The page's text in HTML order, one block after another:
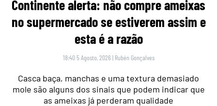
Continente alerta: não compre ameixas
no supermercado se estiverem assim e
esta é a razão
18:40 5 Agosto, 2026 | Rubén Gonçalves
Casca baça, manchas e uma textura demasiado
mole são alguns dos sinais que podem indicar que
as ameixas já perderam qualidade